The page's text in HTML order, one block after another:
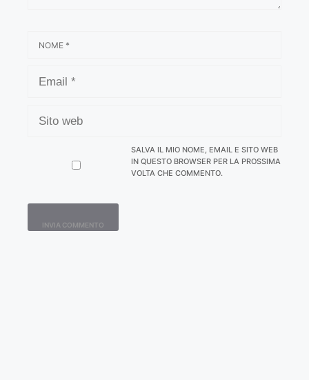
WEB
SALVA IL MIO NOME, EMAIL E SITO WEB
IN QUESTO BROWSER PER LA PROSSIMA
VOLTA CHE COMMENTO.